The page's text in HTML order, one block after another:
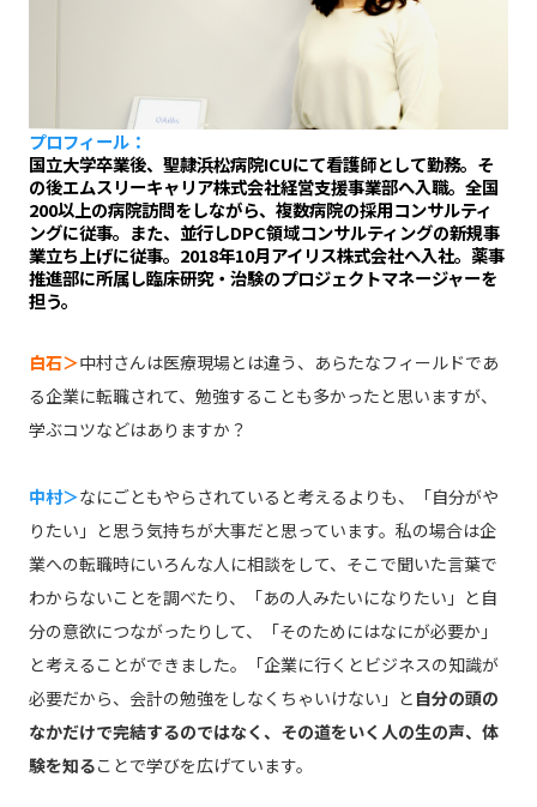
プロフィール：
国立大学卒業後、聖隷浜松病院ICUにて看護師として勤務。そ
の後エムスリーキャリア株式会社経営支援事業部へ入職。全国
200以上の病院訪問をしながら、複数病院の採用コンサルティ
ングに従事。また、並行しDPC領域コンサルティングの新規事
業立ち上げに従事。2018年10月アイリス株式会社へ入社。薬事
推進部に所属し臨床研究・治験のプロジェクトマネージャーを
担う。
白石＞中村さんは医療現場とは違う、あらたなフィールドであ
る企業に転職されて、勉強することも多かったと思いますが、
学ぶコツなどはありますか？
中村＞なにごともやらされていると考えるよりも、「自分がや
りたい」と思う気持ちが大事だと思っています。私の場合は企
業への転職時にいろんな人に相談をして、そこで聞いた言葉で
わからないことを調べたり、「あの人みたいになりたい」と自
分の意欲につながったりして、「そのためにはなにが必要か」
と考えることができました。「企業に行くとビジネスの知識が
必要だから、会計の勉強をしなくちゃいけない」と 自分の頭の
なかだけで完結するのではなく、その道をいく人の生の声、体
験を知ることで学びを広げています。